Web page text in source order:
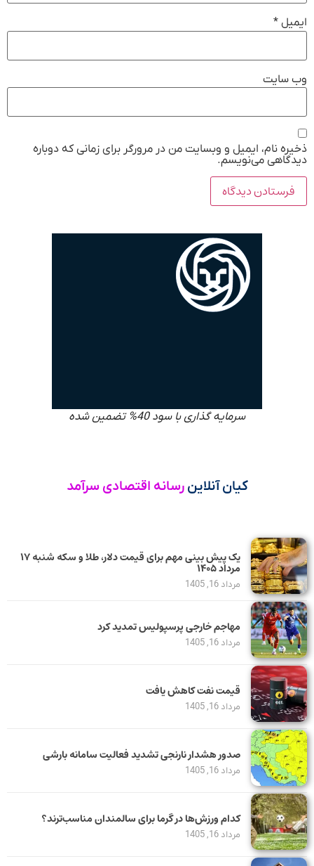
ایمیل *
وب‌ سایت
ذخیره نام، ایمیل و وبسایت من در مرورگر برای زمانی که دوباره
دیدگاهی می‌نویسم.
سرمایه گذاری با سود 40% تضمین شده
کیان آنلاین رسانه اقتصادی سرآمد
یک پیش ‌بینی مهم برای قیمت دلار، طلا و سکه شنبه ۱۷
مرداد ۱۴۰۵
مرداد 16, 1405
مهاجم خارجی پرسپولیس تمدید کرد
مرداد 16, 1405
قیمت نفت کاهش یافت
مرداد 16, 1405
صدور هشدار نارنجی تشدید فعالیت سامانه بارشی
مرداد 16, 1405
کدام ورزش‌ها در گرما برای سالمندان مناسب‌ترند؟
مرداد 16, 1405